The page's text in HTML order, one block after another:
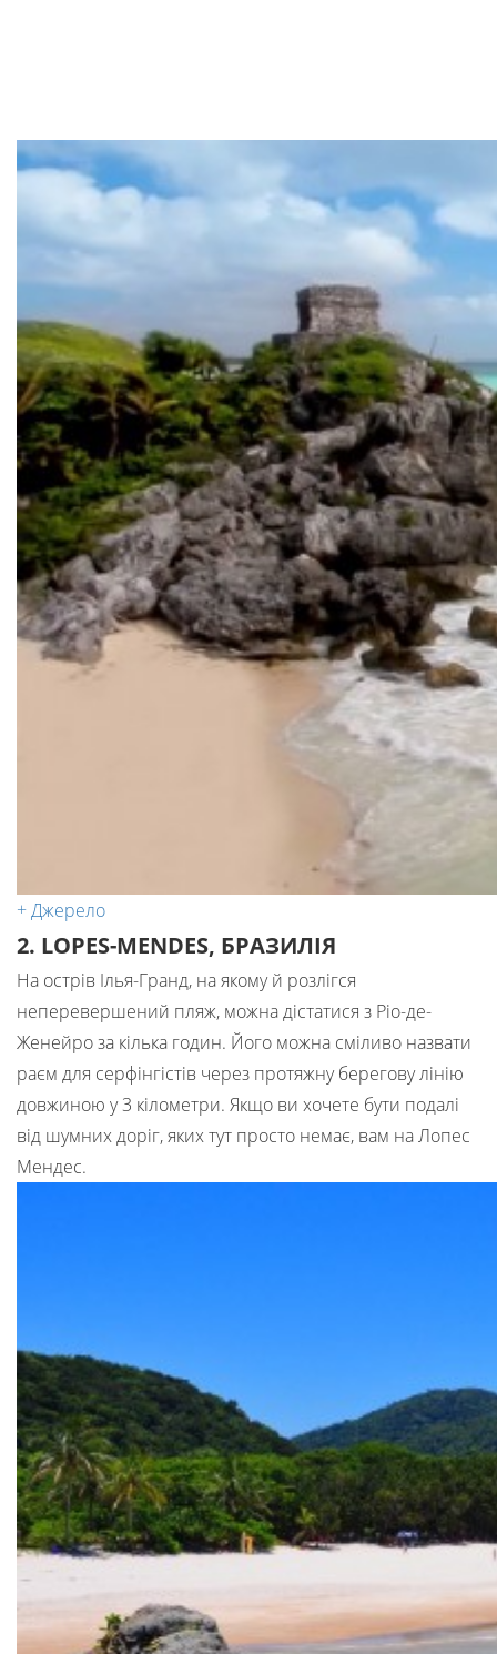
+ Джерело
2. LOPES-MENDES, БРАЗИЛІЯ
На острів Ілья-Гранд, на якому й розлігся
неперевершений пляж, можна дістатися з Ріо-де-
Женейро за кілька годин. Його можна сміливо назвати
раєм для серфінгістів через протяжну берегову лінію
довжиною у 3 кілометри. Якщо ви хочете бути подалі
від шумних доріг, яких тут просто немає, вам на Лопес
Мендес.